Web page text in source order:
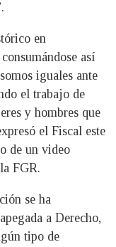
en
así
iguales ante
el trabajo de
y hombres que
el Fiscal este
de un video
FGR.
se ha
a Derecho,
tipo de